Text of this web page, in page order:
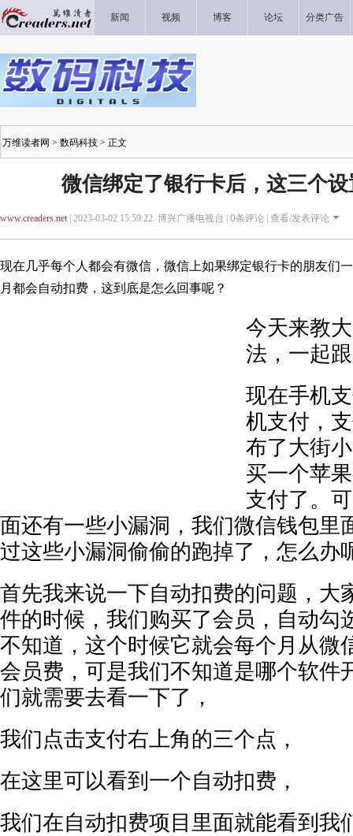
新闻 视频 博客 论坛 分类广告
万维读者网 > 数码科技 > 正文
微信绑定了银行卡后，这三个
www.creaders.net| 2023-03-02 15:59:22 博兴广播电视台 | 0条评论 | 查看/发表评论
现在几乎每个人都会有微信，微信上如果绑定银行卡的朋友们
月都会自动扣费，这到底是怎么回事呢？
今天来教
法，一起
现在手机
机支付，
布了大街
买一个苹
支付了。
面还有一些小漏洞，我们微信钱包里
过这些小漏洞偷偷的跑掉了，怎么办
首先我来说一下自动扣费的问题，大
件的时候，我们购买了会员，自动勾
不知道，这个时候它就会每个月从微
会员费，可是我们不知道是哪个软件
们就需要去看一下了，
我们点击支付右上角的三个点，
在这里可以看到一个自动扣费，
我们在自动扣费项目里面就能看到我